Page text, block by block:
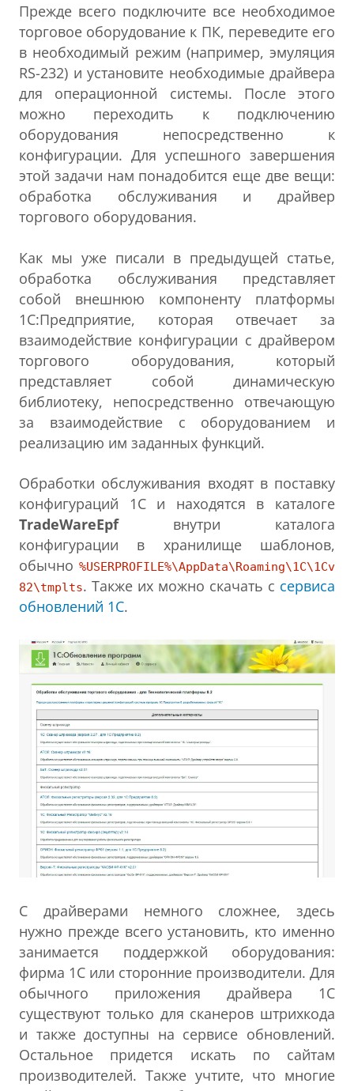
Прежде всего подключите все необходимое
торговое оборудование к ПК, переведите его
в необходимый режим (например, эмуляция
RS-232) и установите необходимые драйвера
для операционной системы. После этого
можно переходить к подключению
оборудования непосредственно к
конфигурации. Для успешного завершения
этой задачи нам понадобится еще две вещи:
обработка обслуживания и драйвер
торгового оборудования.
Как мы уже писали в предыдущей статье,
обработка обслуживания представляет
собой внешнюю компоненту платформы
1С:Предприятие, которая отвечает за
взаимодействие конфигурации с драйвером
торгового оборудования, который
представляет собой динамическую
библиотеку, непосредственно отвечающую
за взаимодействие с оборудованием и
реализацию им заданных функций.
Обработки обслуживания входят в поставку
конфигураций 1С и находятся в каталоге
TradeWareEpfвнутри каталога
конфигурации в хранилище шаблонов,
обычно %USERPROFILE%\AppData\Roaming\1C\1Cv
82\tmplts. Также их можно скачать с сервиса
обновлений 1С.
С драйверами немного сложнее, здесь
нужно прежде всего установить, кто именно
занимается поддержкой оборудования:
фирма 1С или сторонние производители. Для
обычного приложения драйвера 1С
существуют только для сканеров штрихкода
и также доступны на сервисе обновлений.
Остальное придется искать по сайтам
производителей. Также учтите, что многие